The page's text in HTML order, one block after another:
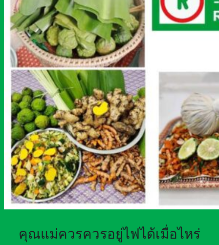
คุณแม่ควรควรอยู่ไฟได้เมื่อไหร่